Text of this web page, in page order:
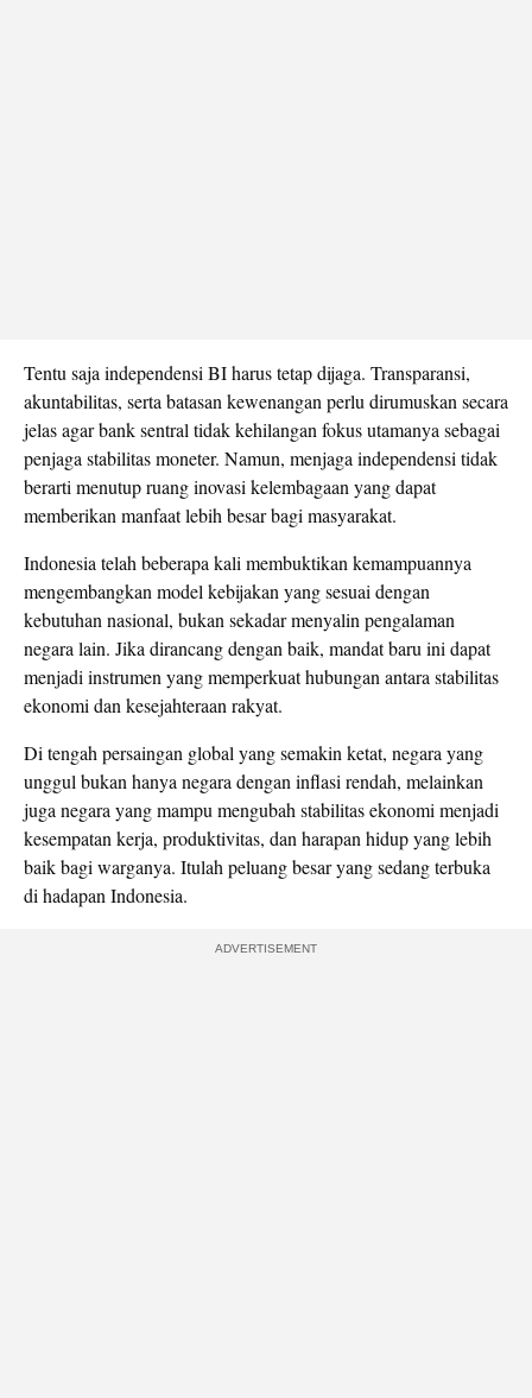
Tentu saja independensi BI harus tetap dijaga. Transparansi,
akuntabilitas, serta batasan kewenangan perlu dirumuskan secara
jelas agar bank sentral tidak kehilangan fokus utamanya sebagai
penjaga stabilitas moneter. Namun, menjaga independensi tidak
berarti menutup ruang inovasi kelembagaan yang dapat
memberikan manfaat lebih besar bagi masyarakat.
Indonesia telah beberapa kali membuktikan kemampuannya
mengembangkan model kebijakan yang sesuai dengan
kebutuhan nasional, bukan sekadar menyalin pengalaman
negara lain. Jika dirancang dengan baik, mandat baru ini dapat
menjadi instrumen yang memperkuat hubungan antara stabilitas
ekonomi dan kesejahteraan rakyat.
Di tengah persaingan global yang semakin ketat, negara yang
unggul bukan hanya negara dengan inflasi rendah, melainkan
juga negara yang mampu mengubah stabilitas ekonomi menjadi
kesempatan kerja, produktivitas, dan harapan hidup yang lebih
baik bagi warganya. Itulah peluang besar yang sedang terbuka
di hadapan Indonesia.
ADVERTISEMENT